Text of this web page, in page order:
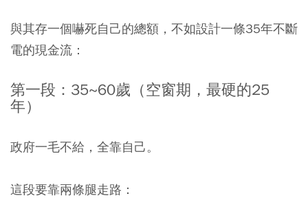
與其存一個嚇死自己的總額，不如設計一條35年不斷
電的現金流：
第一段：35~60歲（空窗期，最硬的25
年）
政府一毛不給，全靠自己。
這段要靠兩條腿走路：